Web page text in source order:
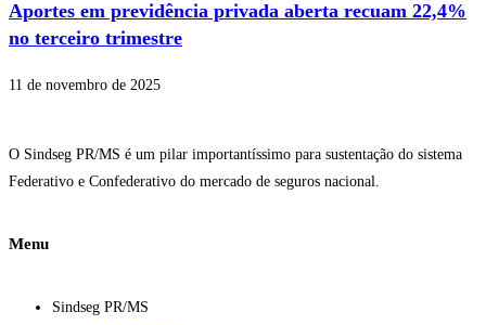
Aportes em previdência privada aberta recuam 22,4%
no terceiro trimestre
11 de novembro de 2025
O Sindseg PR/MS é um pilar importantíssimo para sustentação do sistema
Federativo e Confederativo do mercado de seguros nacional.
Menu
Sindseg PR/MS